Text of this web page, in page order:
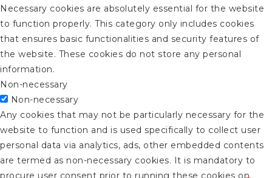
Necessary cookies are absolutely essential for the website
to function properly. This category only includes cookies
that ensures basic functionalities and security features of
the website. These cookies do not store any personal
information.
Non-necessary
Non-necessary
Any cookies that may not be particularly necessary for the
website to function and is used specifically to collect user
personal data via analytics, ads, other embedded contents
are termed as non-necessary cookies. It is mandatory to